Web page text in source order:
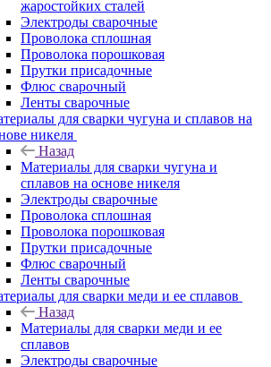
жаростойких сталей
Электроды сварочные
Проволока сплошная
Проволока порошковая
Прутки присадочные
Флюс сварочный
Ленты сварочные
для сварки чугуна и сплавов на
никеля
Назад
Материалы для сварки чугуна и
сплавов на основе никеля
Электроды сварочные
Проволока сплошная
Проволока порошковая
Прутки присадочные
Флюс сварочный
Ленты сварочные
для сварки меди и ее сплавов
Назад
Материалы для сварки меди и ее
сплавов
Электроды сварочные